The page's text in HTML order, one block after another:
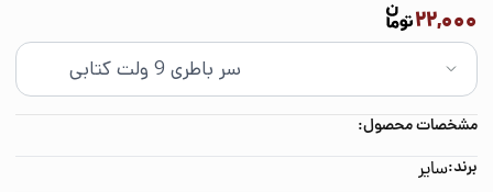
22,000
مشخصات محصول:
برند:سایر